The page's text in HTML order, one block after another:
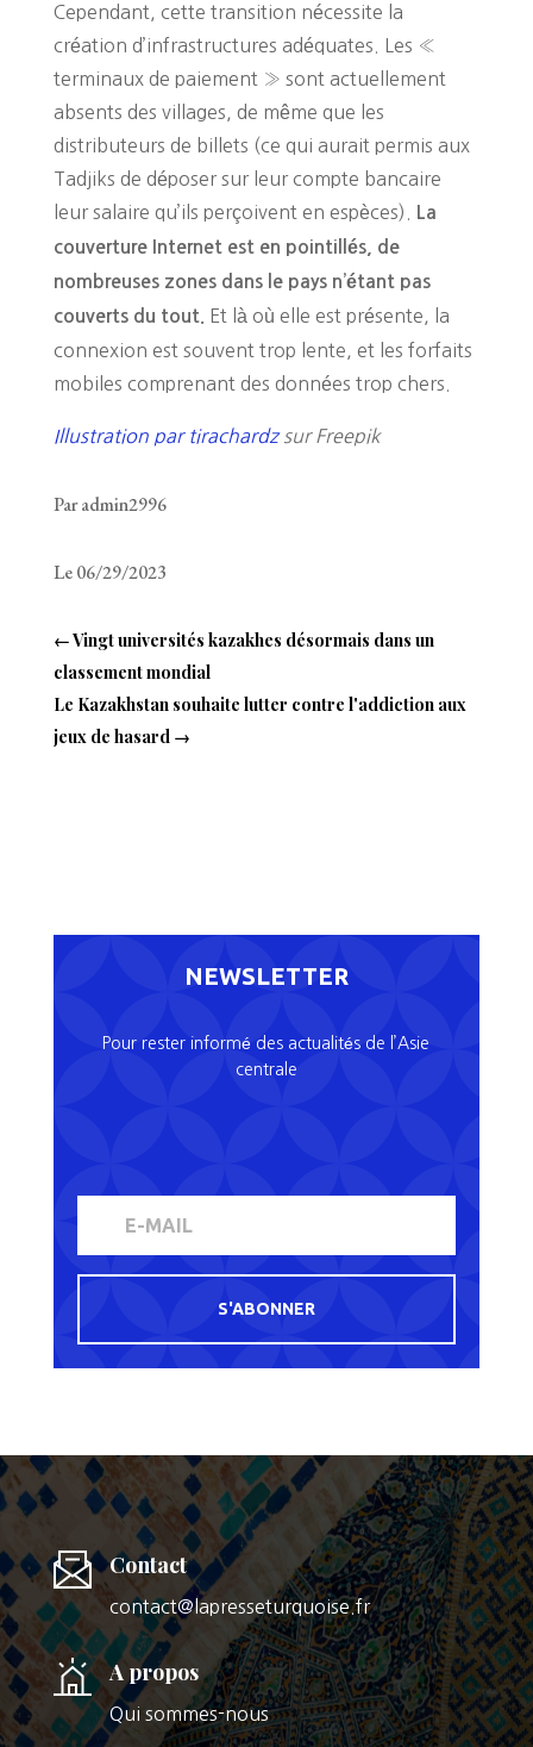
Cependant, cette transition nécessite la
création d’infrastructures adéquates. Les «
terminaux de paiement » sont actuellement
absents des villages, de même que les
distributeurs de billets (ce qui aurait permis aux
Tadjiks de déposer sur leur compte bancaire
leur salaire qu’ils perçoivent en espèces).
La
couverture Internet est en pointillés, de
nombreuses zones dans le pays n’étant pas
couverts du tout.
Et là où elle est présente, la
connexion est souvent trop lente, et les forfaits
mobiles comprenant des données trop chers.
Illustration par tirachardzsur Freepik
Par admin2996
Le 06/29/2023
←Vingt universités kazakhes désormais dans un
classement mondial
Le Kazakhstan souhaite lutter contre l'addiction aux
jeux de hasard →
NEWSLETTER
Pour rester informé des actualités de l’Asie
centrale
S'ABONNER
Contact
contact@lapresseturquoise.fr
A propos
Qui sommes-nous